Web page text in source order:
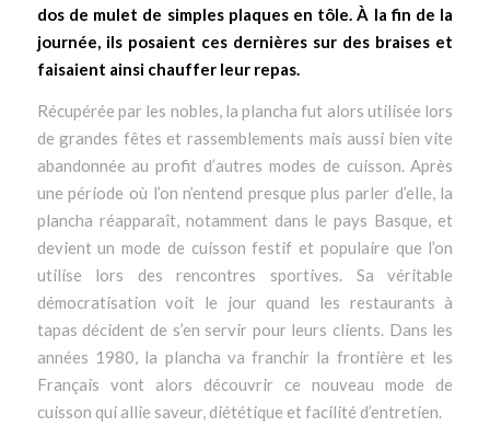
dos de mulet de simples plaques en tôle. À la fin de la
journée, ils posaient ces dernières sur des braises et
faisaient ainsi chauffer leur repas.
Récupérée par les nobles, la plancha fut alors utilisée lors
de grandes fêtes et rassemblements mais aussi bien vite
abandonnée au profit d’autres modes de cuisson. Après
une période où l’on n’entend presque plus parler d’elle, la
plancha réapparaît, notamment dans le pays Basque, et
devient un mode de cuisson festif et populaire que l’on
utilise lors des rencontres sportives. Sa véritable
démocratisation voit le jour quand les restaurants à
tapas décident de s’en servir pour leurs clients. Dans les
années 1980, la plancha va franchir la frontière et les
Français vont alors découvrir ce nouveau mode de
cuisson qui allie saveur, diététique et facilité d’entretien.